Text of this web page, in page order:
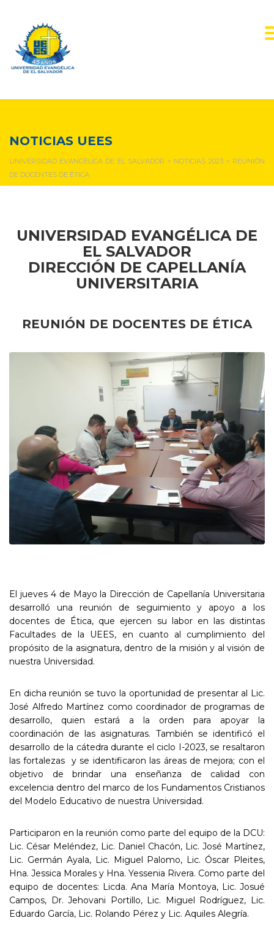
NOTICIAS UEES
UNIVERSIDAD EVANGÉLICA DE EL SALVADOR > NOTICIAS 2023> REUNIÓN
DE DOCENTES DE ÉTICA
UNIVERSIDAD EVANGÉLICA DE
EL SALVADOR
DIRECCIÓN DE CAPELLANÍA
UNIVERSITARIA
REUNIÓN DE DOCENTES DE ÉTICA
El jueves 4 de Mayo la Dirección de Capellanía Universitaria
desarrolló una reunión de seguimiento y apoyo a los
docentes de Ética, que ejercen su labor en las distintas
Facultades de la UEES, en cuanto al cumplimiento del
propósito de la asignatura, dentro de la misión y al visión de
nuestra Universidad.
En dicha reunión se tuvo la oportunidad de presentar al Lic.
José Alfredo Martínez como coordinador de programas de
desarrollo, quien estará a la orden para apoyar la
coordinación de las asignaturas. También se identificó el
desarrollo de la cátedra durante el ciclo I-2023, se resaltaron
las fortalezas y se identificaron las áreas de mejora; con el
objetivo de brindar una enseñanza de calidad con
excelencia dentro del marco de los Fundamentos Cristianos
del Modelo Educativo de nuestra Universidad.
Participaron en la reunión como parte del equipo de la DCU:
Lic. César Meléndez, Lic. Daniel Chacón, Lic. José Martínez,
Lic. Germán Ayala, Lic. Miguel Palomo, Lic. Óscar Pleites,
Hna. Jessica Morales y Hna. Yessenia Rivera. Como parte del
equipo de docentes: Licda. Ana María Montoya, Lic. Josué
Campos, Dr. Jehovani Portillo, Lic. Miguel Rodríguez, Lic.
Eduardo García, Lic. Rolando Pérez y Lic. Aquiles Alegría.